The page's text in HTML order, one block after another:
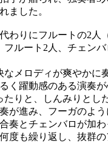
ました。
わりにフルートの2人
フルート2人、チェン
メロディが爽やかに
く躍動感のある演奏
りと、しんみりとし
が進み、フーガのよ
奏とチェンバロが加
度も繰り返し、抜群